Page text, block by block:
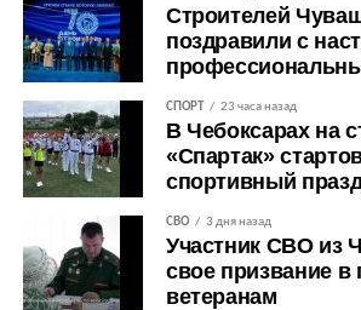
Строителей
поздравили с
СПОРТ 23 часа назад
В Чебоксарах на
«Спартак»
спортивный
СВО 3 дня назад
Участник СВО из
свое призвание
ветеранам